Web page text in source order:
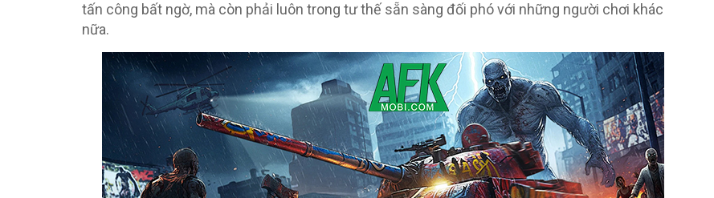
tấn công bất ngờ, mà còn phải luôn trong tư thế sẵn sàng đối phó với những người chơi khác
nữa.